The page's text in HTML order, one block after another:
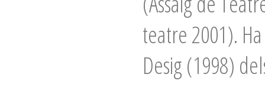
teatre 2001).
Desig (1998)